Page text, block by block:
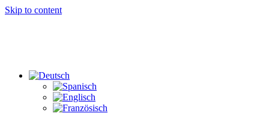
Skip to content